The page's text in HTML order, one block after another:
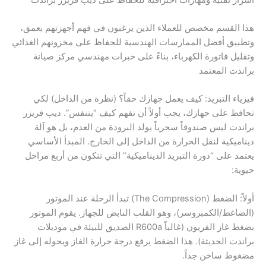
هذا القسم مخصص للعملاء الذين يرغبون في فهم أجهزتهم بعمق،
وتطبيق أفضل الممارسات الهندسية للحفاظ على مخزونهم الغذائي
وتقليل فاتورة الكهرباء، بناءً على خبرات مهندسي مركز صيانة
براندت المعتمد
فيزياء التبريد: كيف يعمل جهازك حقاً؟ (نظرة من الداخل) لكي
تحافظ على جهازك، يجب أولاً أن تفهم كيف “يتنفس”. ديب فريزر
براندت ليس صندوقاً سحرياً يولد البرودة من العدم، بل هو آلة
ديناميكية لنقل الحرارة من الداخل إلى الخارج. المبدأ الأساسي
يعتمد على “دورة التبريد الديناميكية” التي تتكون من أربع مراحل
حيوية:
أولاً: الضغط (The Compression) تبدأ الرحلة عند الموتور
(الضاغط/الكمبروسر)، وهو القلب النابض للجهاز. يقوم الموتور
بضغط غاز الفريون (غالباً R600a الصديق للبيئة في موديلات
براندت الحديثة). هذا الضغط يرفع درجة حرارة الغاز ويحوله إلى غاز
مضغوط ساخن جداً.